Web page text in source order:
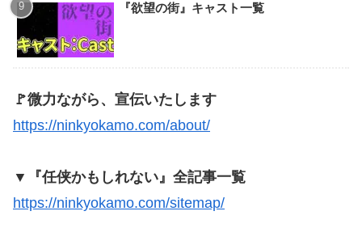
『欲望の街』キャスト一覧
🚩微力ながら、宣伝いたします
https://ninkyokamo.com/about/
▼『任侠かもしれない』全記事一覧
https://ninkyokamo.com/sitemap/